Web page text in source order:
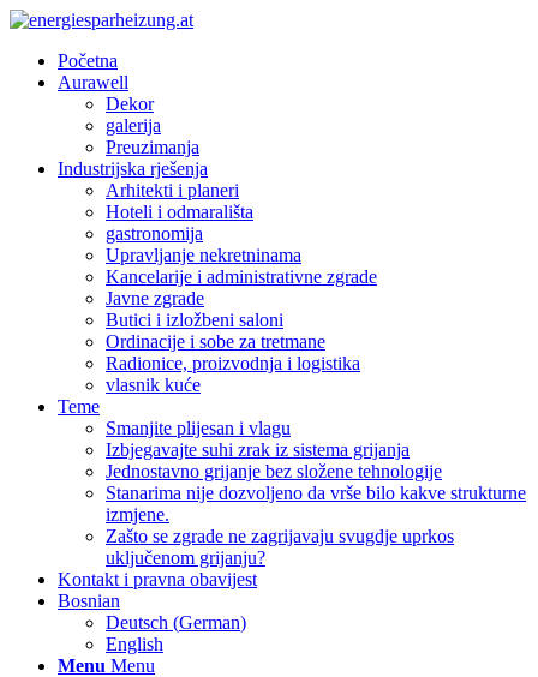
Početna
Aurawell
Dekor
galerija
Preuzimanja
Industrijska rješenja
Arhitekti i planeri
Hoteli i odmarališta
gastronomija
Upravljanje nekretninama
Kancelarije i administrativne zgrade
Javne zgrade
Butici i izložbeni saloni
Ordinacije i sobe za tretmane
Radionice, proizvodnja i logistika
vlasnik kuće
Teme
Smanjite plijesan i vlagu
Izbjegavajte suhi zrak iz sistema grijanja
Jednostavno grijanje bez složene tehnologije
Stanarima nije dozvoljeno da vrše bilo kakve strukturne
izmjene.
Zašto se zgrade ne zagrijavaju svugdje uprkos
uključenom grijanju?
Kontakt i pravna obavijest
Bosnian
Deutsch (German)
English
Menu Menu